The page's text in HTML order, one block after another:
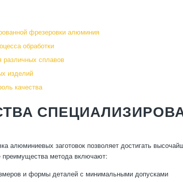
фрезеровки алюминия
обработки
сплавов
изделий
качества
алюминиевых заготовок позволяет достигать
метода включают:
и формы деталей с минимальными допусками